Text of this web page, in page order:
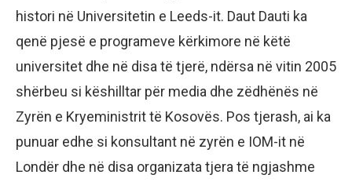
histori në Universitetin e Leeds-it. Daut Dauti ka
qenë pjesë e programeve kërkimore në këtë
universitet dhe në disa të tjerë, ndërsa në vitin 2005
shërbeu si këshilltar për media dhe zëdhënës në
Zyrën e Kryeministrit të Kosovës. Pos tjerash, ai ka
punuar edhe si konsultant në zyrën e IOM-it në
Londër dhe në disa organizata tjera të ngjashme